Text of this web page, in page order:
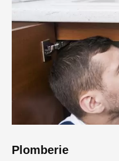
Plomberie